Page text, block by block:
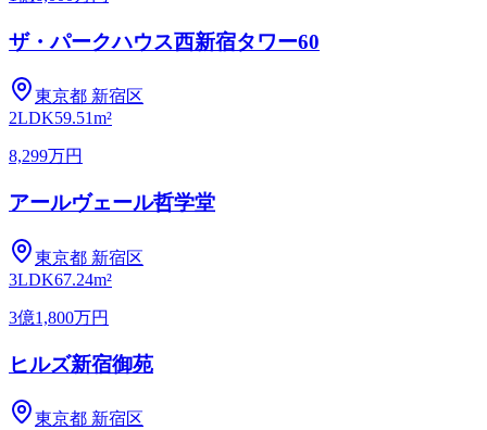
ザ・パークハウス西新宿タワー60
東京都 新宿区
2LDK59.51m²
8,299万円
アールヴェール哲学堂
東京都 新宿区
3LDK67.24m²
3億1,800万円
ヒルズ新宿御苑
東京都 新宿区